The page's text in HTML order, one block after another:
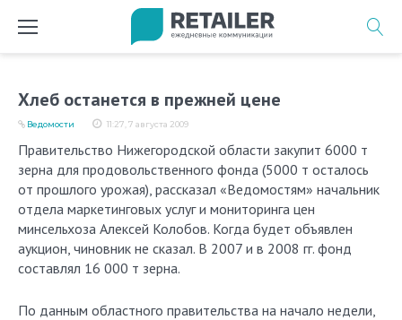
Хлеб останется в прежней цене
11:27, 7 августа 2009
Ведомости
Правительство Нижегородской области закупит 6000 т
зерна для продовольственного фонда (5000 т осталось
от прошлого урожая), рассказал «Ведомостям» начальник
отдела маркетинговых услуг и мониторинга цен
минсельхоза Алексей Колобов. Когда будет объявлен
аукцион, чиновник не сказал. В 2007 и в 2008 гг. фонд
составлял 16 000 т зерна.
По данным областного правительства на начало недели,